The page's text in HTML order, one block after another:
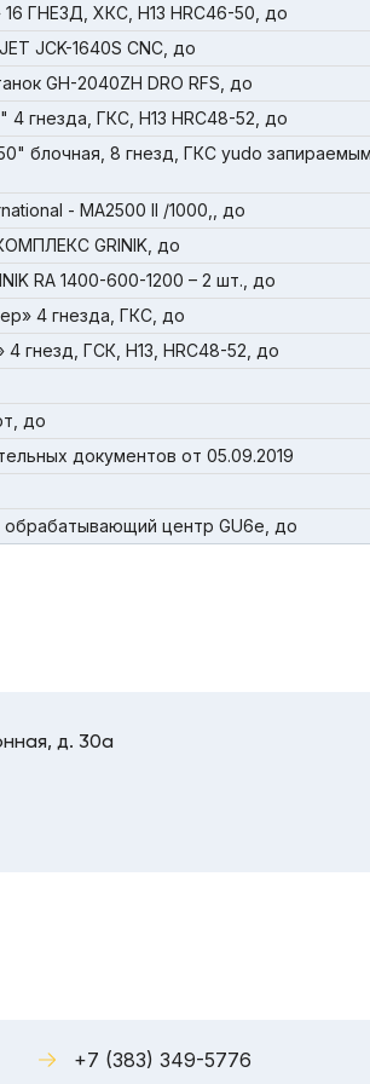
ГНЕЗД, ХКС, Н13 HRC46-50, до
JCK-1640S CNC, до
GH-2040ZH DRO RFS, до
гнезда, ГКС, Н13 HRC48-52, до
блочная, 8 гнезд, ГКС yudo запираемым
- MA2500 II /1000,, до
GRINIK, до
RA 1400-600-1200 – 2 шт., до
4 гнезда, ГКС, до
гнезд, ГСК, Н13, HRC48-52, до
до
документов от 05.09.2019
обрабатывающий центр GU6e, до
д. 30а
+7 (383) 349-5776